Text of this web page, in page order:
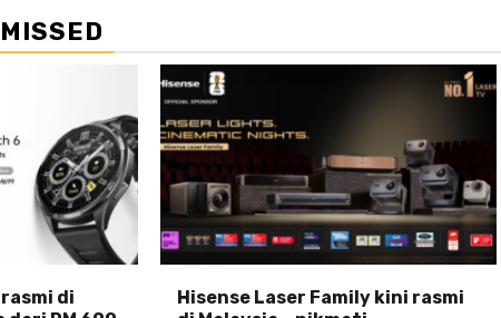
rasmi di
Hisense Laser Family kini rasmi